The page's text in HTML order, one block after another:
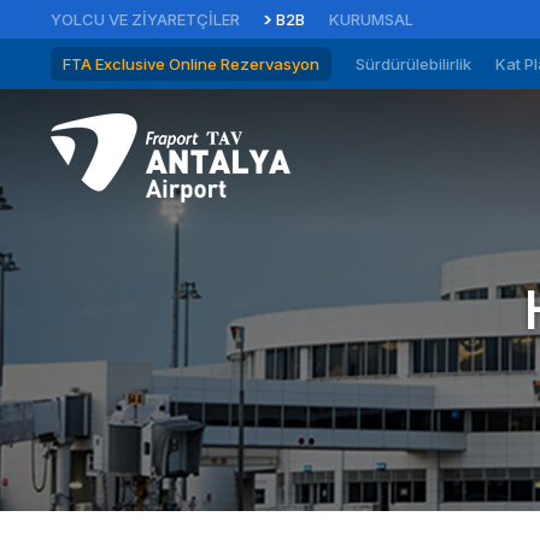
YOLCU VE ZIYARETÇILER B2B KURUMSAL
FTA Exclusive Online Rezervasyon Sürdürülebilirlik Kat